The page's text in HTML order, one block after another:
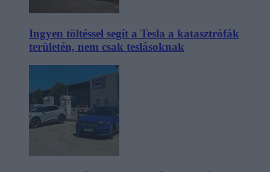
Ingyen töltéssel segít a Tesla a katasztrófák
területén, nem csak teslásoknak